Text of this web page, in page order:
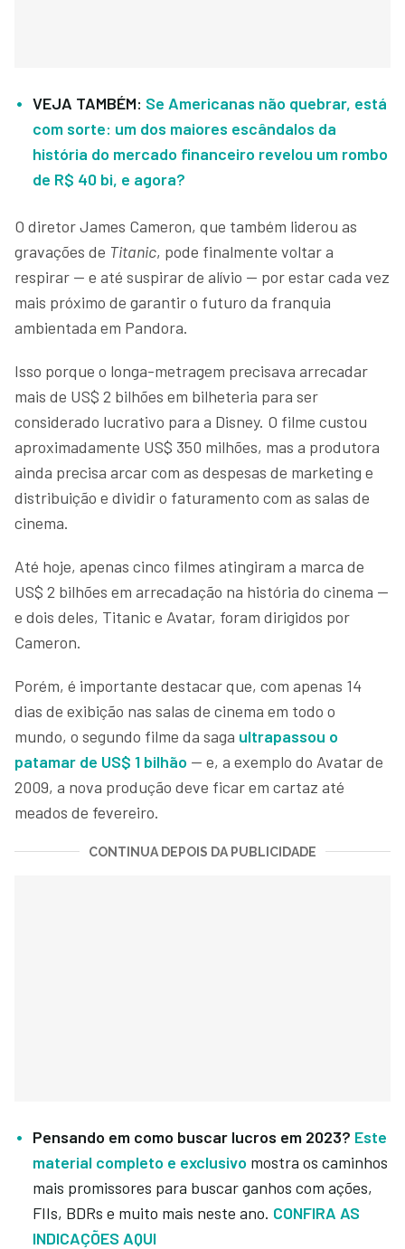
VEJA TAMBÉM: Se Americanas não quebrar, está
com sorte: um dos maiores escândalos da
história do mercado financeiro revelou um rombo
de R$ 40 bi, e agora?
O diretor James Cameron, que também liderou as
gravações de Titanic, pode finalmente voltar a
respirar — e até suspirar de alívio — por estar cada vez
mais próximo de garantir o futuro da franquia
ambientada em Pandora.
Isso porque o longa-metragem precisava arrecadar
mais de US$ 2 bilhões em bilheteria para ser
considerado lucrativo para a Disney. O filme custou
aproximadamente US$ 350 milhões, mas a produtora
ainda precisa arcar com as despesas de marketing e
distribuição e dividir o faturamento com as salas de
cinema.
Até hoje, apenas cinco filmes atingiram a marca de
US$ 2 bilhões em arrecadação na história do cinema —
e dois deles, Titanic e Avatar, foram dirigidos por
Cameron.
Porém, é importante destacar que, com apenas 14
dias de exibição nas salas de cinema em todo o
mundo, o segundo filme da saga ultrapassou o
patamar de US$ 1 bilhão — e, a exemplo do Avatar de
2009, a nova produção deve ficar em cartaz até
meados de fevereiro.
CONTINUA DEPOIS DA PUBLICIDADE
Pensando em como buscar lucros em 2023? Este
material completo e exclusivo mostra os caminhos
mais promissores para buscar ganhos com ações,
FIIs, BDRs e muito mais neste ano. CONFIRA AS
INDICAÇÕES AQUI